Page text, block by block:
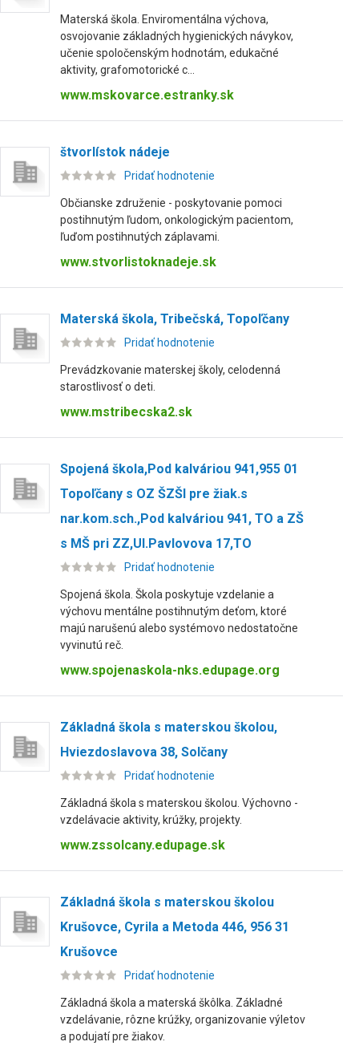
Materská škola. Enviromentálna výchova,
osvojovanie základných hygienických návykov,
učenie spoločenským hodnotám, edukačné
aktivity, grafomotorické c...
www.mskovarce.estranky.sk
štvorlístok nádeje
Pridať hodnotenie
Občianske združenie - poskytovanie pomoci
postihnutým ľudom, onkologickým pacientom,
ľuďom postihnutých záplavami.
www.stvorlistoknadeje.sk
Materská škola, Tribečská, Topoľčany
Pridať hodnotenie
Prevádzkovanie materskej školy, celodenná
starostlivosť o deti.
www.mstribecska2.sk
Spojená škola,Pod kalváriou 941,955 01
Topoľčany s OZ ŠZŠI pre žiak.s
nar.kom.sch.,Pod kalváriou 941, TO a ZŠ
s MŠ pri ZZ,Ul.Pavlovova 17,TO
Pridať hodnotenie
Spojená škola. Škola poskytuje vzdelanie a
výchovu mentálne postihnutým deťom, ktoré
majú narušenú alebo systémovo nedostatočne
vyvinutú reč.
www.spojenaskola-nks.edupage.org
Základná škola s materskou školou,
Hviezdoslavova 38, Solčany
Pridať hodnotenie
Základná škola s materskou školou. Výchovno -
vzdelávacie aktivity, krúžky, projekty.
www.zssolcany.edupage.sk
Základná škola s materskou školou
Krušovce, Cyrila a Metoda 446, 956 31
Krušovce
Pridať hodnotenie
Základná škola a materská škôlka. Základné
vzdelávanie, rôzne krúžky, organizovanie výletov
a podujatí pre žiakov.